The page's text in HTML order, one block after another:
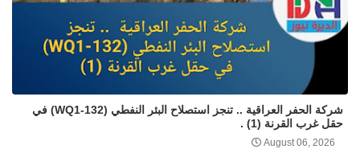
شركة الحفر العراقية .. تنجز استصلاح البئر النفطي (WQ1-132) في
حقل غرب القرنة (1) .
August 06, 2026